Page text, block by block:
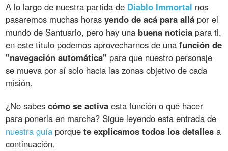
A lo largo de nuestra partida de Diablo Immortal nos
pasaremos muchas horasyendo de acá para allá por el
mundo de Santuario, pero hay una buena noticia para ti,
en este título podemos aprovecharnos de unafunción de
"navegación automática" para que nuestro personaje
se mueva por sí solo hacia las zonas objetivo de cada
misión.
¿No sabescómo se activa esta función o qué hacer
para ponerla en marcha? Sigue leyendo esta entrada de
nuestra guía porquete explicamos todos los detalles a
continuación.